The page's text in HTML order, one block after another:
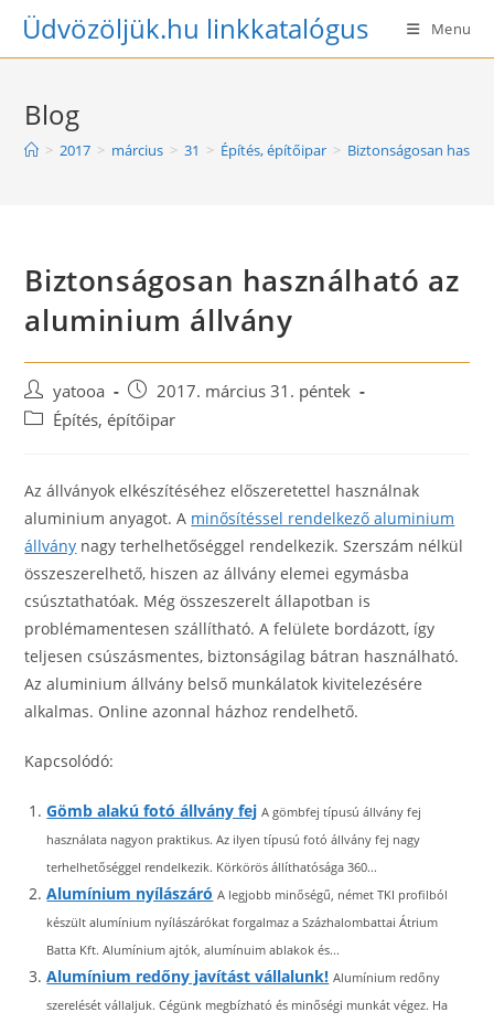
SkipÜdvözöljük.hu linkkatalógus Menu
Blog
> 2017 > március > 31 > Építés, építőipar > Biztonságosan
Biztonságosan használható az
aluminium állvány
Post
author:
yatooa
Post
published:
2017. március 31. péntek
PostÉpítés, építőipar
Az állványok elkészítéséhez előszeretettel használnak
aluminium anyagot. A minősítéssel rendelkező aluminium
állvány nagy terhelhetőséggel rendelkezik. Szerszám nélkül
összeszerelhető, hiszen az állvány elemei egymásba
csúsztathatóak. Még összeszerelt állapotban is
problémamentesen szállítható. A felülete bordázott, így
teljesen csúszásmentes, biztonságilag bátran használható.
Az aluminium állvány belső munkálatok kivitelezésére
alkalmas. Online azonnal házhoz rendelhető.
Kapcsolódó:
Gömb alakú fotó állvány fej A gömbfej típusú állvány fej
használata nagyon praktikus. Az ilyen típusú fotó állvány fej nagy
terhelhetőséggel rendelkezik. Körkörös állíthatósága 360...
Alumínium nyílászáró A legjobb minőségű, német TKI profilból
készült alumínium nyílászárókat forgalmaz a Százhalombattai Átrium
Batta Kft. Alumínium ajtók, alumínuim ablakok és...
Alumínium redőny javítást vállalunk! Alumínium redőny
szerelését vállaljuk. Cégünk megbízható és minőségi munkát végez. Ha